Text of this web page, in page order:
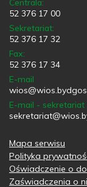
Centrala:
52 376 17 00
Sekretariat:
52 376 17 32
Fax:
52 376 17 34
E-mail
E-mail - sekretariat
Mapa serwisu
Polityka
Oświadczenie o
Zaświadczenia o